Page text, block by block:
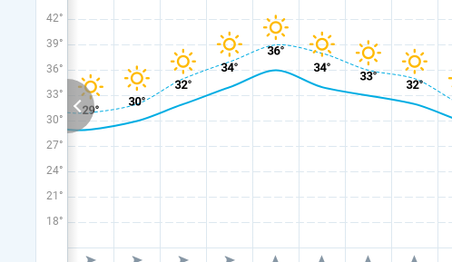
42°
39°
36°
33°
30°
27°
24°
21°
18°